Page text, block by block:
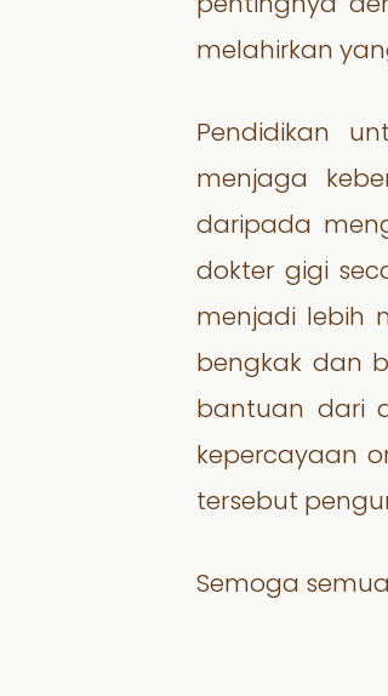
pentingnya
melahirkan
Pendidikan
menjaga
daripada
dokter gigi
menjadi lebih
bengkak dan
bantuan dari
kepercayaan
tersebut
Semoga